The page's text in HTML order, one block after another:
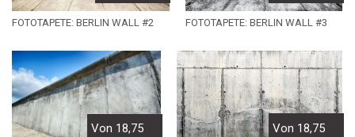
FOTOTAPETE: BERLIN WALL #2 FOTOTAPETE: BERLIN WALL #3
Von 18,75 Von 18,75